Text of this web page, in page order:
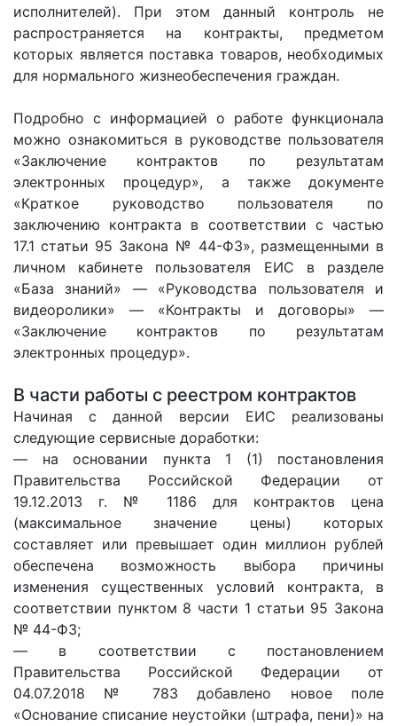
исполнителей). При этом данный контроль не
распространяется на контракты, предметом
которых является поставка товаров, необходимых
для нормального жизнеобеспечения граждан.
Подробно с информацией о работе функционала
можно ознакомиться в руководстве пользователя
«Заключение контрактов по результатам
электронных процедур», а также документе
«Краткое руководство пользователя по
заключению контракта в соответствии с частью
17.1 статьи 95 Закона № 44-ФЗ», размещенными в
личном кабинете пользователя ЕИС в разделе
«База знаний» — «Руководства пользователя и
видеоролики» — «Контракты и договоры» —
«Заключение контрактов по результатам
электронных процедур».
В части работы с реестром контрактов
Начиная с данной версии ЕИС реализованы
следующие сервисные доработки:
— на основании пункта 1 (1) постановления
Правительства Российской Федерации от
19.12.2013 г. № 1186 для контрактов цена
(максимальное значение цены) которых
составляет или превышает один миллион рублей
обеспечена возможность выбора причины
изменения существенных условий контракта, в
соответствии пунктом 8 части 1 статьи 95 Закона
№ 44-ФЗ;
— в соответствии с постановлением
Правительства Российской Федерации от
04.07.2018 № 783 добавлено новое поле
«Основание списание неустойки (штрафа, пени)» на